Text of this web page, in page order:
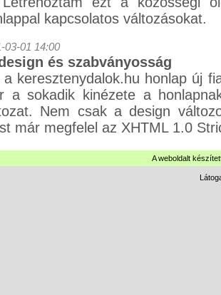
kapcsolatos változásokat.
03-01 14:00
és szabványosság
a keresztenydalok.hu honlap új
a sokadik kinézete a
Nem csak a design
már megfelel az XHTML 1.0
A weboldalt